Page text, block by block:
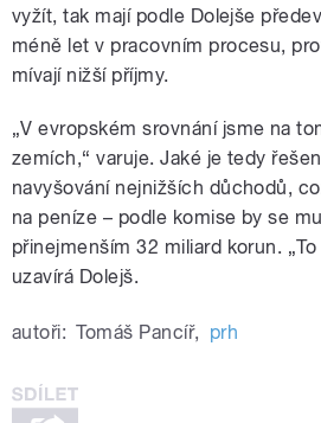
vyžít, tak mají podle Dolejše
méně let v pracovním procesu,
mívají nižší příjmy.
„V evropském srovnání jsme na
zemích,“ varuje. Jaké je tedy
navyšování nejnižších důchodů,
na peníze – podle komise by se
přinejmenším 32 miliard korun.
uzavírá Dolejš.
autoři: Tomáš Pancíř, prh